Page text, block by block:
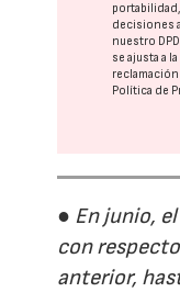
decisiones
nuestro DPD
se ajusta a
Política de
● En junio,
con
anterior,